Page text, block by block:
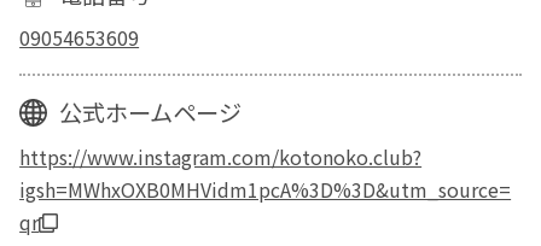
09054653609
公式ホームページ
https://www.instagram.com/kotonoko.club?
igsh=MWhxOXB0MHVidm1pcA%3D%3D&utm_source=
qr